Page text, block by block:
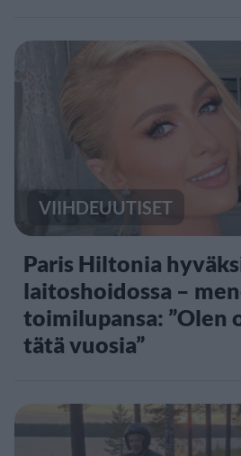
VIIHDEUUTISET
Paris Hiltonia
laitoshoidossa –
toimilupansa: ”Olen
tätä vuosia”